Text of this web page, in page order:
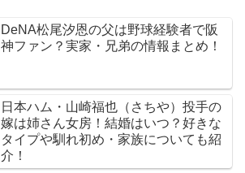
DeNA松尾汐恩の父は野球経験者で阪
神ファン？実家・兄弟の情報まとめ！
日本ハム・山崎福也（さちや）投手の
嫁は姉さん女房！結婚はいつ？好きな
タイプや馴れ初め・家族についても紹
介！